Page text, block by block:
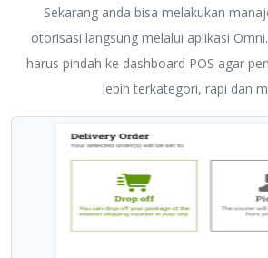
Sekarang anda bisa melakukan
otorisasi langsung melalui aplikasi
harus pindah ke dashboard POS agar
lebih terkategori, rapi dan